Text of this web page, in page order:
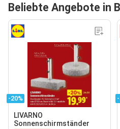
Beliebte Angebote in
-20%
LIVARNO
Sonnenschirmständer